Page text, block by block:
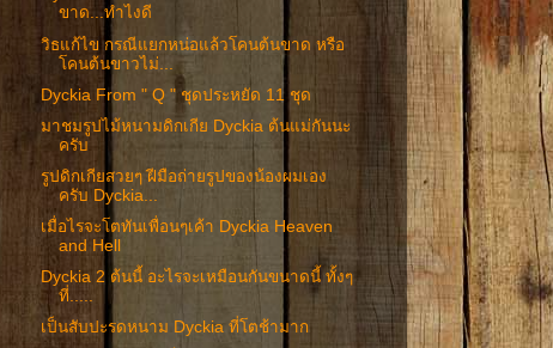
ขาด...ทำไงดี
วิธแก้ไข กรณีแยกหน่อแล้วโคนต้นขาด หรือ
โคนต้นขาวไม่...
Dyckia From " Q " ชุดประหยัด 11 ชุด
มาชมรูปไม้หนามดิกเกีย Dyckia ต้นแม่กันนะ
ครับ
รูปดิกเกียสวยๆ ฝีมือถ่ายรูปของน้องผมเอง
ครับ Dyckia...
เมื่อไรจะโตทันเพื่อนๆเค้า Dyckia Heaven
and Hell
Dyckia 2 ต้นนี้ อะไรจะเหมือนกันขนาดนี้ ทั้งๆ
ที่.....
เป็นสับปะรดหนาม Dyckia ที่โตช้ามาก